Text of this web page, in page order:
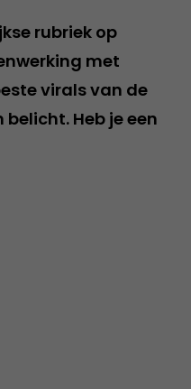
rubriek op
met
virals van de
Heb je een